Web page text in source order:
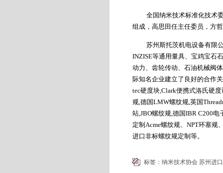
全国纳米技术标准化技术
组成，高思田任主任委员，方
苏州斯托茨机电设备有限
INZISE等通用量具、宝鸡宝石
动力、齿轮传动、石油机械阀
际知名企业建立了良好的合作
tec硬度块,Clark便携式洛氏硬度
规,德国LMW螺纹规,英国
站,JBO螺纹规,德国IBR C200电
定制 Acme螺纹规、 NPT环塞规
进口非标螺纹规定制等。
标签： 纳米技术协会 苏州进